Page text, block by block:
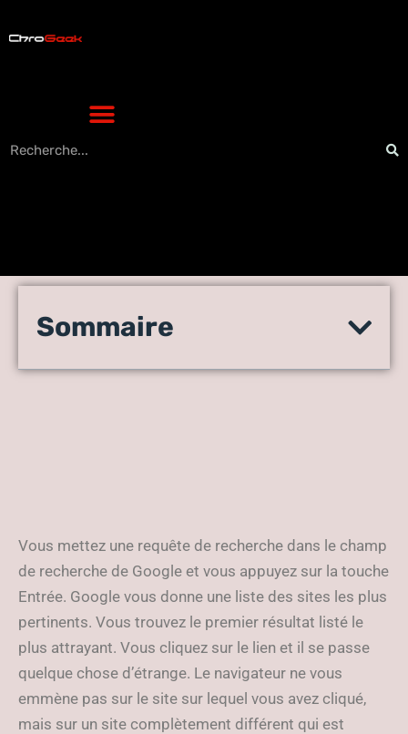
La recherche dans Firefox
à une page erronée
Sommaire
Vous mettez une requête de recherche dans le champ
de recherche de Google et vous appuyez sur la touche
Entrée. Google vous donne une liste des sites les plus
pertinents. Vous trouvez le premier résultat listé le
plus attrayant. Vous cliquez sur le lien et il se passe
quelque chose d’étrange. Le navigateur ne vous
emmène pas sur le site sur lequel vous avez cliqué,
mais sur un site complètement différent qui est